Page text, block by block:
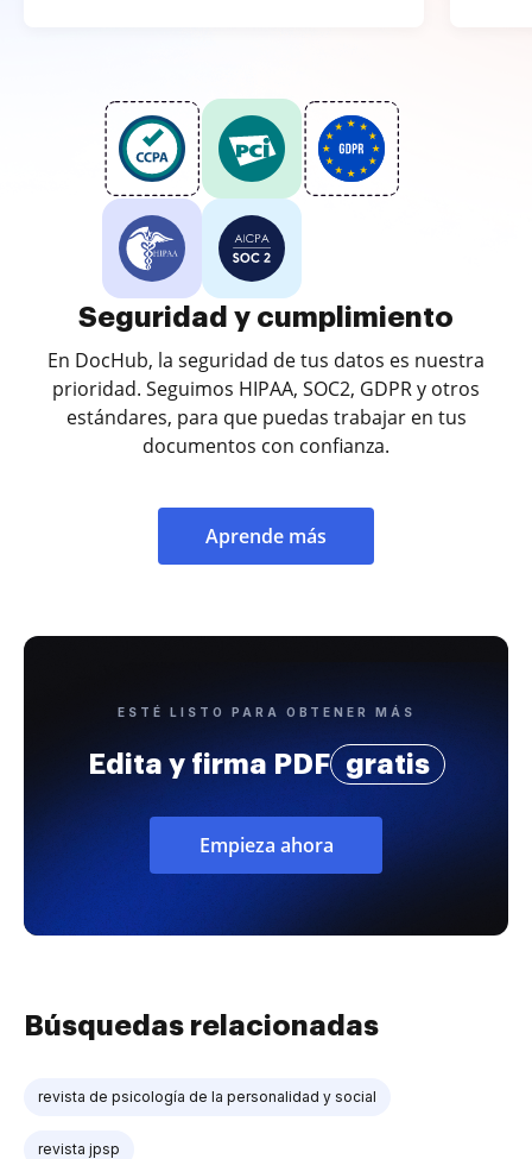
Seguridad y cumplimiento
En DocHub, la seguridad de tus datos es nuestra
prioridad. Seguimos HIPAA, SOC2, GDPR y otros
estándares, para que puedas trabajar en tus
documentos con confianza.
Aprende más
ESTÉ LISTO PARA OBTENER MÁS
Edita y firma PDF gratis
Empieza ahora
Búsquedas relacionadas
revista de psicología de la personalidad y social
revista jpsp